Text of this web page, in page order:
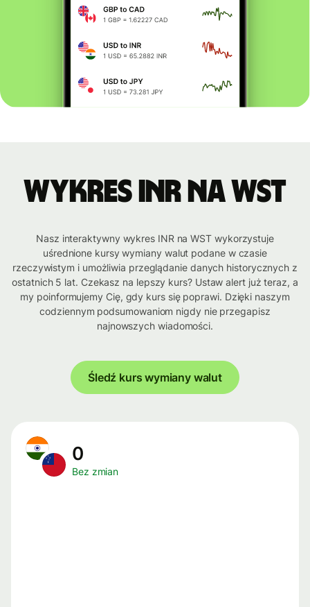
Wykres INR na WST
Nasz interaktywny wykres INR na WST wykorzystuje
uśrednione kursy wymiany walut podane w czasie
rzeczywistym i umożliwia przeglądanie danych historycznych z
ostatnich 5 lat. Czekasz na lepszy kurs? Ustaw alert już teraz, a
my poinformujemy Cię, gdy kurs się poprawi. Dzięki naszym
codziennym podsumowaniom nigdy nie przegapisz
najnowszych wiadomości.
Śledź kurs wymiany walut
0
Bez zmian